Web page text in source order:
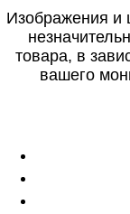
Изображения и
товара, в
вашего